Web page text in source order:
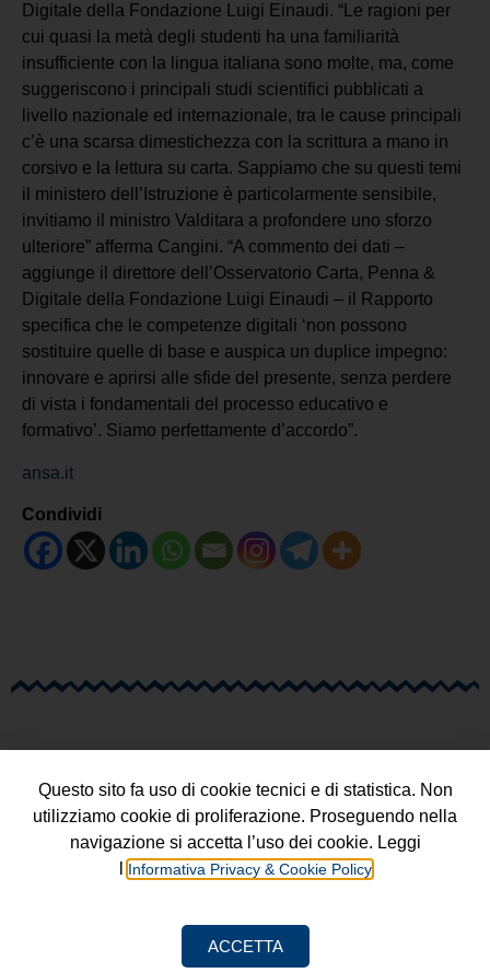
Digitale della Fondazione Luigi Einaudi. “Le ragioni per
cui quasi la metà degli studenti ha una familiarità
insufficiente con la lingua italiana sono molte, ma, come
suggeriscono i principali studi scientifici pubblicati a
livello nazionale ed internazionale, tra le cause principali
c’è una scarsa dimestichezza con la scrittura a mano in
corsivo e la lettura su carta. Sappiamo che su questi temi
il ministero dell’Istruzione è particolarmente sensibile,
invitiamo il ministro Valditara a profondere uno sforzo
ulteriore” afferma Cangini. “A commento dei dati –
aggiunge il direttore dell’Osservatorio Carta, Penna &
Digitale della Fondazione Luigi Einaudi – il Rapporto
specifica che le competenze digitali ‘non possono
sostituire quelle di base e auspica un duplice impegno:
innovare e aprirsi alle sfide del presente, senza perdere
di vista i fondamentali del processo educativo e
formativo’. Siamo perfettamente d’accordo”.
ansa.it
Condividi
Fondazione Luigi Einaudi ETS
Questo sito fa uso di cookie tecnici e di statistica. Non
utilizziamo cookie di proliferazione. Proseguendo nella
navigazione si accetta l’uso dei cookie. Leggi
Informativa Privacy & Cookie Policy
ACCETTA